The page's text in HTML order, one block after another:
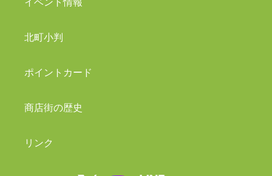
イベント情報
北町小判
ポイントカード
商店街の歴史
リンク